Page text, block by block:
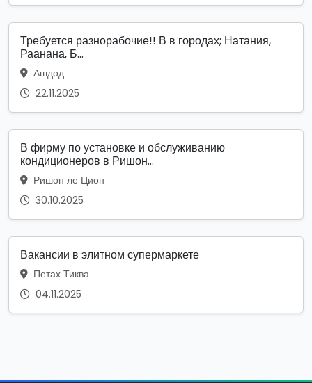
Требуется разнорабочие!! В в городах; Натания,
Раанана, Б...
Ашдод
22.11.2025
В фирму по установке и обслуживанию
кондиционеров в Ришон...
Ришон ле Цион
30.10.2025
Вакансии в элитном супермаркете
Петах Тиква
04.11.2025